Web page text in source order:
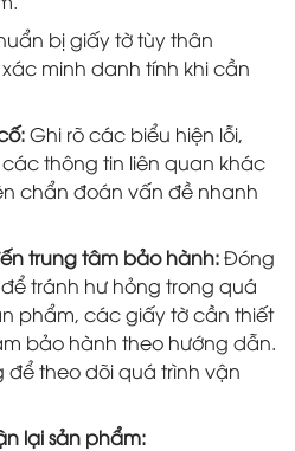
bị giấy tờ tùy thân
minh danh tính khi cần
Ghi rõ các biểu hiện lỗi,
thông tin liên quan khác
chẩn đoán vấn đề nhanh
trung tâm bảo hành:Đóng
tránh hư hỏng trong quá
phẩm, các giấy tờ cần thiết
bảo hành theo hướng dẫn.
để theo dõi quá trình vận
lại sản phẩm: